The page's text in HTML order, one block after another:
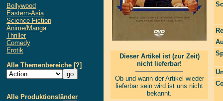
Bollywood
Eastern-Asia
Science Fiction
Anime/Manga
Thriller
Comedy
Erotik
Alle Themenbereiche [?]
Alle Produktionsländer
Dieser Artikel ist (zur Zeit)
nicht lieferbar!
Ob und wann der Artikel wieder
lieferbar sein wird ist uns nicht
bekannt.